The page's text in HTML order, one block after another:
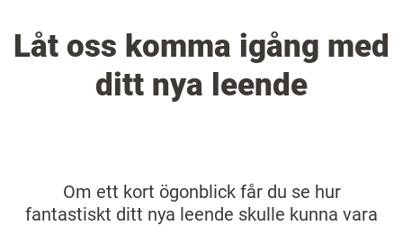
Låt oss komma igång med
ditt nya leende
Om ett kort ögonblick får du se hur
fantastiskt ditt nya leende skulle kunna vara